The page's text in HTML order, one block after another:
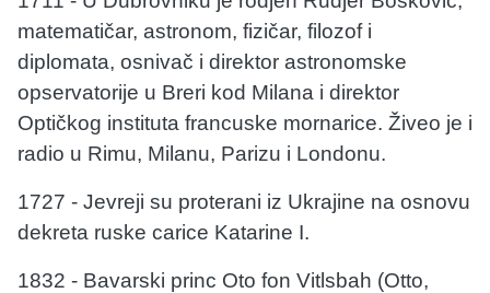
matematičar, astronom, fizičar, filozof i
diplomata, osnivač i direktor astronomske
opservatorije u Breri kod Milana i direktor
Optičkog instituta francuske mornarice. Živeo je i
radio u Rimu, Milanu, Parizu i Londonu.
1727 - Jevreji su proterani iz Ukrajine na osnovu
dekreta ruske carice Katarine I.
1832 - Bavarski princ Oto fon Vitlsbah (Otto,